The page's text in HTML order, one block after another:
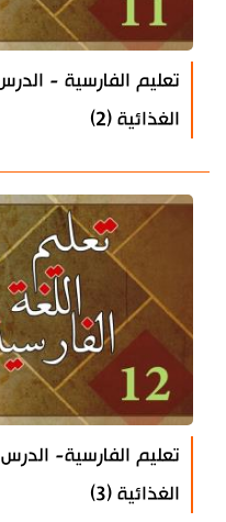
الغذائية (2)
الغذائية (3)